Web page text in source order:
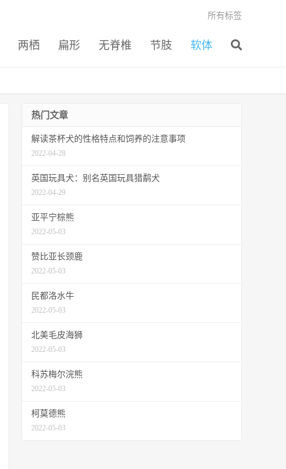
两栖 扁形 无脊椎 节肢 软体
所有标签
热门文章
解读茶杯犬的性格特点和饲养的注意事项
2022-04-28
英国玩具犬：别名英国玩具猎鹬犬
2022-04-29
亚平宁棕熊
2022-05-03
赞比亚长颈鹿
2022-05-03
民都洛水牛
2022-05-03
北美毛皮海狮
2022-05-03
科苏梅尔浣熊
2022-05-03
柯莫德熊
2022-05-03